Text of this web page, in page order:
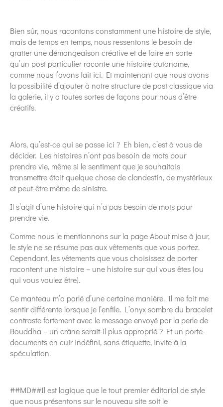
Bien sûr, nous racontons constamment une histoire de style,
mais de temps en temps, nous ressentons le besoin de
gratter une démangeaison créative et de faire en sorte
qu’un post particulier raconte une histoire autonome,
comme nous l’avons fait ici. Et maintenant que nous avons
la possibilité d’ajouter à notre structure de post classique via
la galerie, il y a toutes sortes de façons pour nous d’être
créatifs.
Alors, qu’est-ce qui se passe ici ? Eh bien, c’est à vous de
décider. Les histoires n’ont pas besoin de mots pour
prendre vie, même si le sentiment que je souhaitais
transmettre était quelque chose de clandestin, de mystérieux
et peut-être même de sinistre.
Il s’agit d’une histoire qui n’a pas besoin de mots pour
prendre vie.
Comme nous le mentionnons sur la page About mise à jour,
le style ne se résume pas aux vêtements que vous portez.
Cependant, les vêtements que vous choisissez de porter
racontent une histoire – une histoire sur qui vous êtes (ou
qui vous voulez être).
Ce manteau m’a parlé d’une certaine manière. Il me fait me
sentir différente lorsque je l’enfile. L’onyx sombre du bracelet
contraste fortement avec le message envoyé par la perle de
Bouddha – un crâne serait-il plus approprié ? Et un porte-
documents en cuir indéfini, sans étiquette, invite à la
spéculation.
##MD##Il est logique que le tout premier éditorial de style
que nous présentons sur le nouveau site soit le